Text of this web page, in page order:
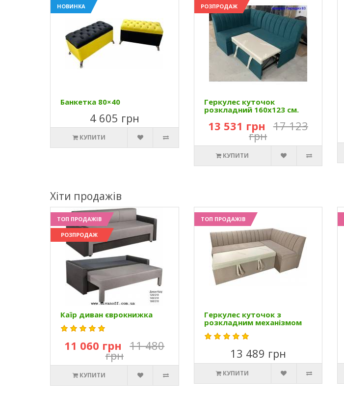
НОВИНКА
Банкетка 80×40
4 605 грн
КУПИТИ
РОЗПРОДАЖ
Геркулес куточок
розкладний 160х123 см.
13 531 грн 17 123
грн
КУПИТИ
Хіти продажів
ТОП ПРОДАЖІВ
РОЗПРОДАЖ
Каїр диван єврокнижка
11 060 грн 11 480
грн
КУПИТИ
ТОП ПРОДАЖІВ
Геркулес куточок з
розкладним механізмом
13 489 грн
КУПИТИ